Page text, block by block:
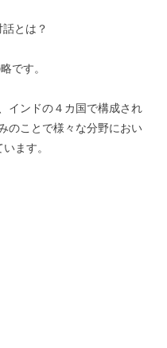
とは？
です。
インドの４カ国で構成され
のことで様々な分野におい
ます。